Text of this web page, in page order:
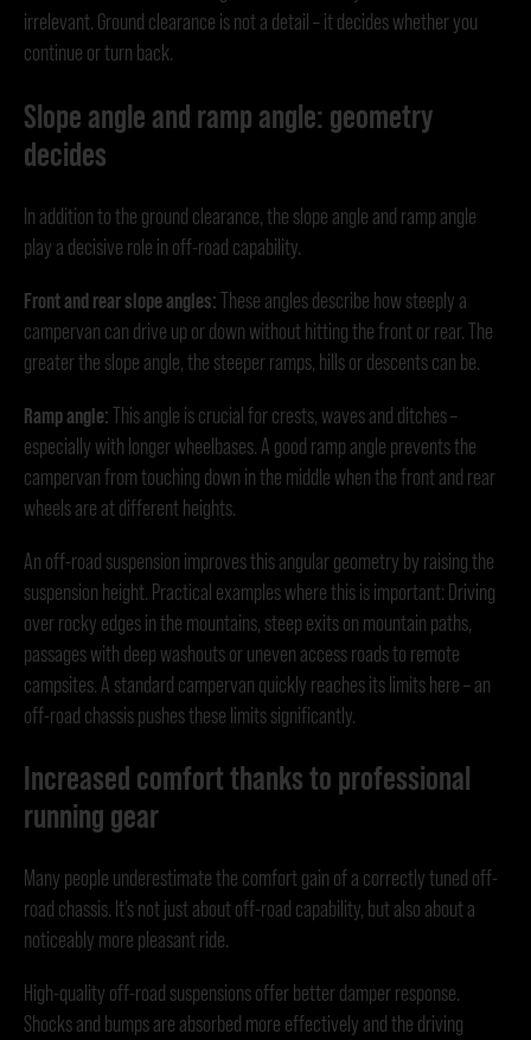
irrelevant. Ground clearance is not a detail – it decides whether you
continue or turn back.
Slope angle and ramp angle: geometry
decides
In addition to the ground clearance, the slope angle and ramp angle
play a decisive role in off-road capability.
Front and rear slope angles:These angles describe how steeply a
campervan can drive up or down without hitting the front or rear. The
greater the slope angle, the steeper ramps, hills or descents can be.
Ramp angle:This angle is crucial for crests, waves and ditches –
especially with longer wheelbases. A good ramp angle prevents the
campervan from touching down in the middle when the front and rear
wheels are at different heights.
An off-road suspension improves this angular geometry by raising the
suspension height. Practical examples where this is important: Driving
over rocky edges in the mountains, steep exits on mountain paths,
passages with deep washouts or uneven access roads to remote
campsites. A standard campervan quickly reaches its limits here – an
off-road chassis pushes these limits significantly.
Increased comfort thanks to professional
running gear
Many people underestimate the comfort gain of a correctly tuned off-
road chassis. It’s not just about off-road capability, but also about a
noticeably more pleasant ride.
High-quality off-road suspensions offer better damper response.
Shocks and bumps are absorbed more effectively and the driving